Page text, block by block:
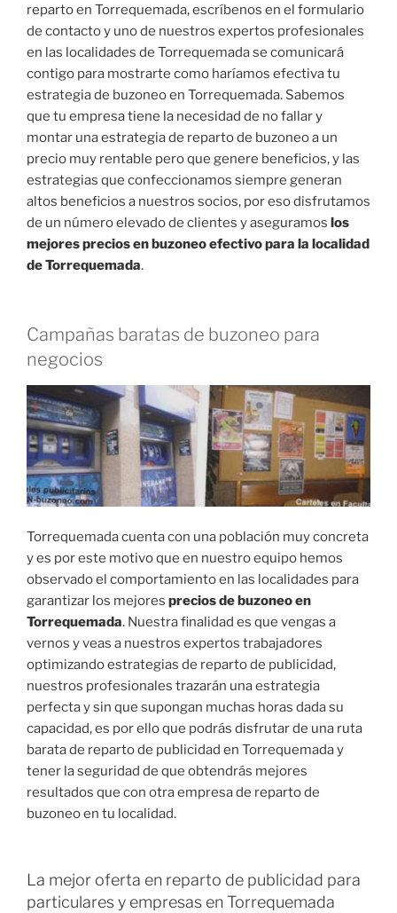
reparto en Torrequemada, escríbenos en el formulario
de contacto y uno de nuestros expertos profesionales
en las localidades de Torrequemada se comunicará
contigo para mostrarte como haríamos efectiva tu
estrategia de buzoneo en Torrequemada. Sabemos
que tu empresa tiene la necesidad de no fallar y
montar una estrategia de reparto de buzoneo a un
precio muy rentable pero que genere beneficios, y las
estrategias que confeccionamos siempre generan
altos beneficios a nuestros socios, por eso disfrutamos
de un número elevado de clientes y aseguramos los
mejores precios en buzoneo efectivo para la localidad
de Torrequemada.
Campañas baratas de buzoneo para
negocios
Torrequemada cuenta con una población muy concreta
y es por este motivo que en nuestro equipo hemos
observado el comportamiento en las localidades para
garantizar los mejores precios de buzoneo en
Torrequemada. Nuestra finalidad es que vengas a
vernos y veas a nuestros expertos trabajadores
optimizando estrategias de reparto de publicidad,
nuestros profesionales trazarán una estrategia
perfecta y sin que supongan muchas horas dada su
capacidad, es por ello que podrás disfrutar de una ruta
barata de reparto de publicidad en Torrequemada y
tener la seguridad de que obtendrás mejores
resultados que con otra empresa de reparto de
buzoneo en tu localidad.
La mejor oferta en reparto de publicidad para
particulares y empresas en Torrequemada